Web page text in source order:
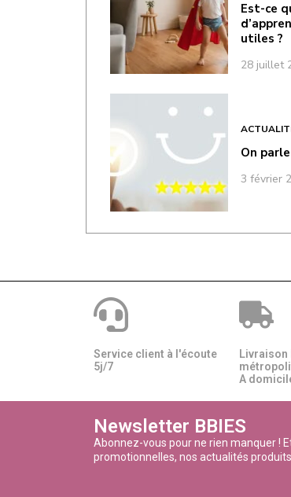
Est-ce
utiles ?
28 juillet
On
3 février
Service client à l'écoute
5j/7
Livraison
A
Newsletter BBIES
Abonnez-vous pour ne rien manquer !
promotionnelles, nos actualités